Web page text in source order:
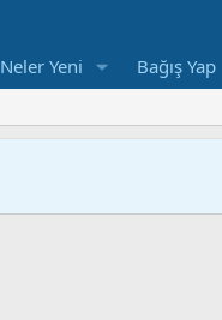
Neler Yeni Bağış Yap